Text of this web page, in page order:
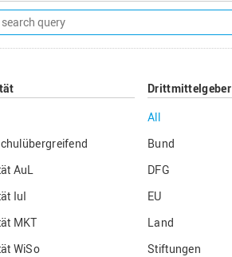
AuL
IuI
MKT
WiSo
Drittmittelgeber
All
Bund
DFG
EU
Land
Stiftungen